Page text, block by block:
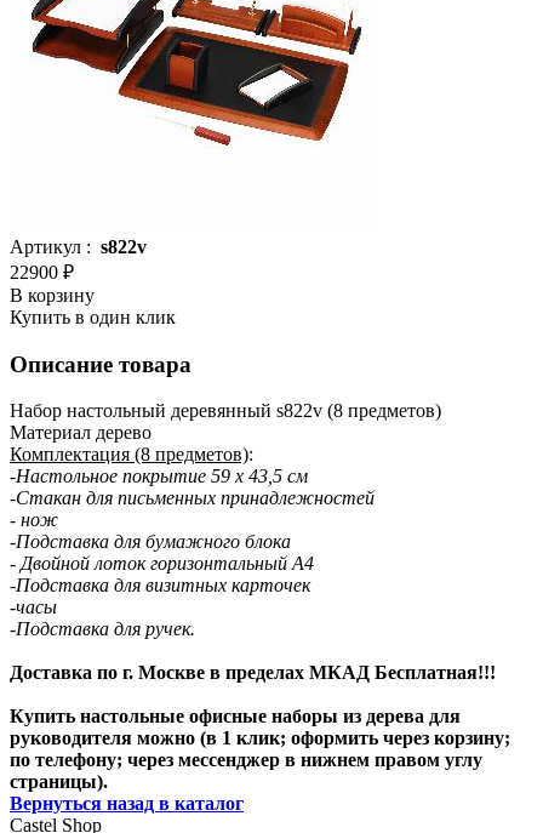
Артикул : s822v
22900 ₽
В корзину
Купить в один клик
Описание товара
Набор настольный деревянный s822v (8 предметов)
Материал дерево
Комплектация (8 предметов):
-Настольное покрытие 59 х 43,5 см
-Стакан для письменных принадлежностей
- нож
-Подставка для бумажного блока
- Двойной лоток горизонтальный А4
-Подставка для визитных карточек
-часы
-Подставка для ручек.
Доставка по г. Москве в пределах МКАД Бесплатная!!!
Купить настольные офисные наборы из дерева для
руководителя можно (в 1 клик; оформить через корзину;
по телефону; через мессенджер в нижнем правом углу
страницы).
Вернуться назад в каталог
Castel Shop